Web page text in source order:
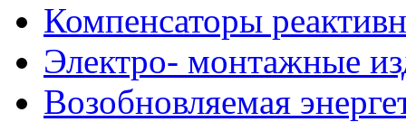
Компенсаторы
Электро- монтажные
Возобновляемая